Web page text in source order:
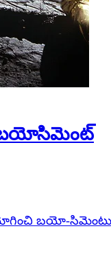
బయోసిమెంట్
బయో-సిమెంటును